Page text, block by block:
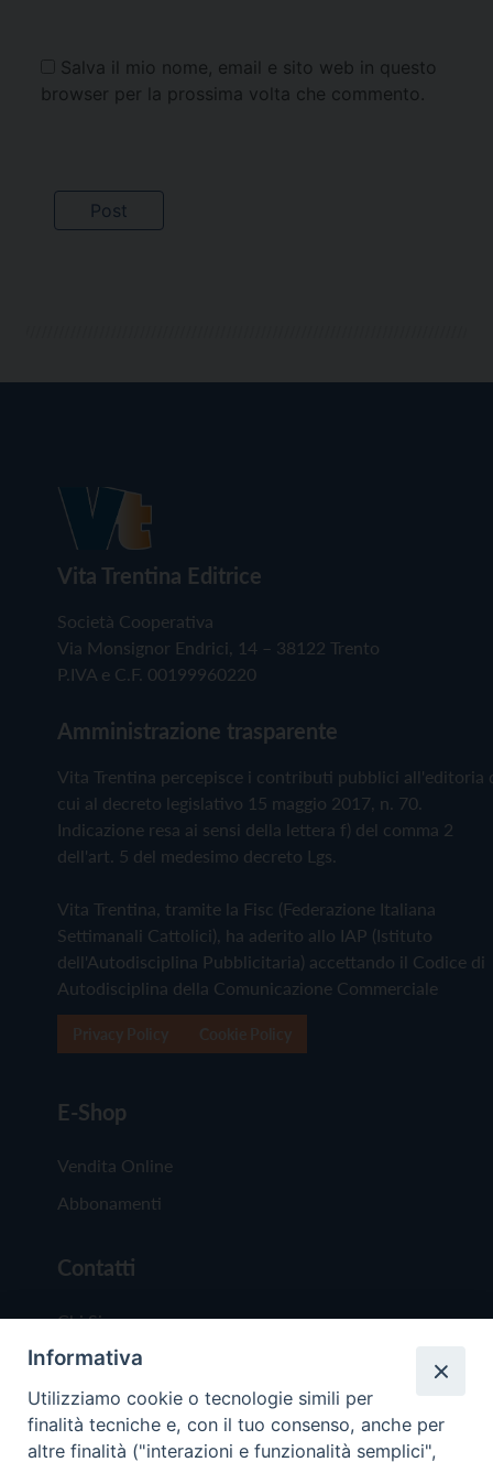
Salva il mio nome, email e sito web in questo
browser per la prossima volta che commento.
Vita Trentina Editrice
Società Cooperativa
Via Monsignor Endrici, 14 – 38122 Trento
P.IVA e C.F. 00199960220
Amministrazione trasparente
Vita Trentina percepisce i contributi pubblici all'editoria
cui al decreto legislativo 15 maggio 2017, n. 70.
Indicazione resa ai sensi della lettera f) del comma 2
dell'art. 5 del medesimo decreto Lgs.
Vita Trentina, tramite la Fisc (Federazione Italiana
Settimanali Cattolici), ha aderito allo IAP (Istituto
dell'Autodisciplina Pubblicitaria) accettando il Codice di
Autodisciplina della Comunicazione Commerciale
E-Shop
Vendita Online
Abbonamenti
Contatti
Chi Siamo
Redazione
Scrivici
Informativa
Utilizziamo cookie o tecnologie simili per
finalità tecniche e, con il tuo consenso, anche per
altre finalità ("interazioni e funzionalità semplici",